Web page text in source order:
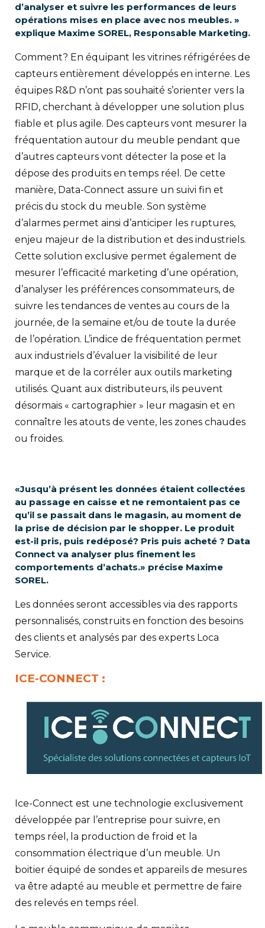
d’analyser et suivre les performances de leurs
opérations mises en place avec nos meubles. »
explique Maxime SOREL, Responsable Marketing.
Comment? En équipant les vitrines réfrigérées de
capteurs entièrement développés en interne. Les
équipes R&D n’ont pas souhaité s’orienter vers la
RFID, cherchant à développer une solution plus
fiable et plus agile. Des capteurs vont mesurer la
fréquentation autour du meuble pendant que
d’autres capteurs vont détecter la pose et la
dépose des produits en temps réel. De cette
manière, Data-Connect assure un suivi fin et
précis du stock du meuble. Son système
d’alarmes permet ainsi d’anticiper les ruptures,
enjeu majeur de la distribution et des industriels.
Cette solution exclusive permet également de
mesurer l’efficacité marketing d’une opération,
d’analyser les préférences consommateurs, de
suivre les tendances de ventes au cours de la
journée, de la semaine et/ou de toute la durée
de l’opération. L’indice de fréquentation permet
aux industriels d’évaluer la visibilité de leur
marque et de la corréler aux outils marketing
utilisés. Quant aux distributeurs, ils peuvent
désormais « cartographier » leur magasin et en
connaître les atouts de vente, les zones chaudes
ou froides.
«Jusqu’à présent les données étaient collectées
au passage en caisse et ne remontaient pas ce
qu’il se passait dans le magasin, au moment de
la prise de décision par le shopper. Le produit
est-il pris, puis redéposé? Pris puis acheté ? Data
Connect va analyser plus finement les
comportements d’achats.» précise Maxime
SOREL.
Les données seront accessibles via des rapports
personnalisés, construits en fonction des besoins
des clients et analysés par des experts Loca
Service.
ICE-CONNECT :
Ice-Connect est une technologie exclusivement
développée par l’entreprise pour suivre, en
temps réel, la production de froid et la
consommation électrique d’un meuble. Un
boitier équipé de sondes et appareils de mesures
va être adapté au meuble et permettre de faire
des relevés en temps réel.